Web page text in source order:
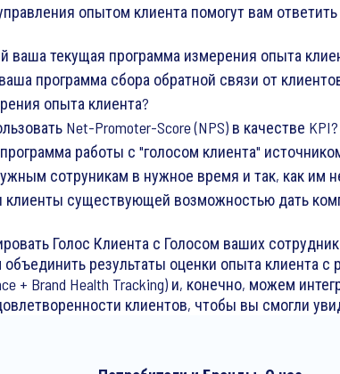
опытом клиента помогут вам
ваша текущая программа измерения опыта
программа сбора обратной связи от
опыта клиента?
Net-Promoter-Score (NPS) в качестве KPI?
работы с "голосом клиента"
сотруникам в нужное время и так, как им
существующей возможностью дать
Голос Клиента с Голосом ваших
результаты оценки опыта клиента с
+ Brand Health Tracking) и, конечно, можем
клиентов, чтобы вы смогли